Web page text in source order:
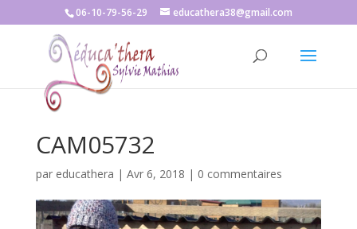
06-10-79-56-29 educathera38@gmail.com
CAM05732
par educathera | Avr 6, 2018 | 0 commentaires